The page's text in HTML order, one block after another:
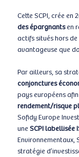
Cette SCPI, crée en
des épargnantsen
actifs situés hors
avantageuse que
Par ailleurs, sa
conjonctures
pays européens
rendement/risque
Sofidy Europe
uneSCPI labellisée
Environnementaux,
stratégie